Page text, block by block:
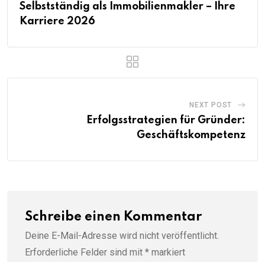
Selbstständig als Immobilienmakler – Ihre
Karriere 2026
NEXT POST
Erfolgsstrategien für Gründer:
Geschäftskompetenz
Schreibe einen Kommentar
Deine E-Mail-Adresse wird nicht veröffentlicht.
Erforderliche Felder sind mit * markiert